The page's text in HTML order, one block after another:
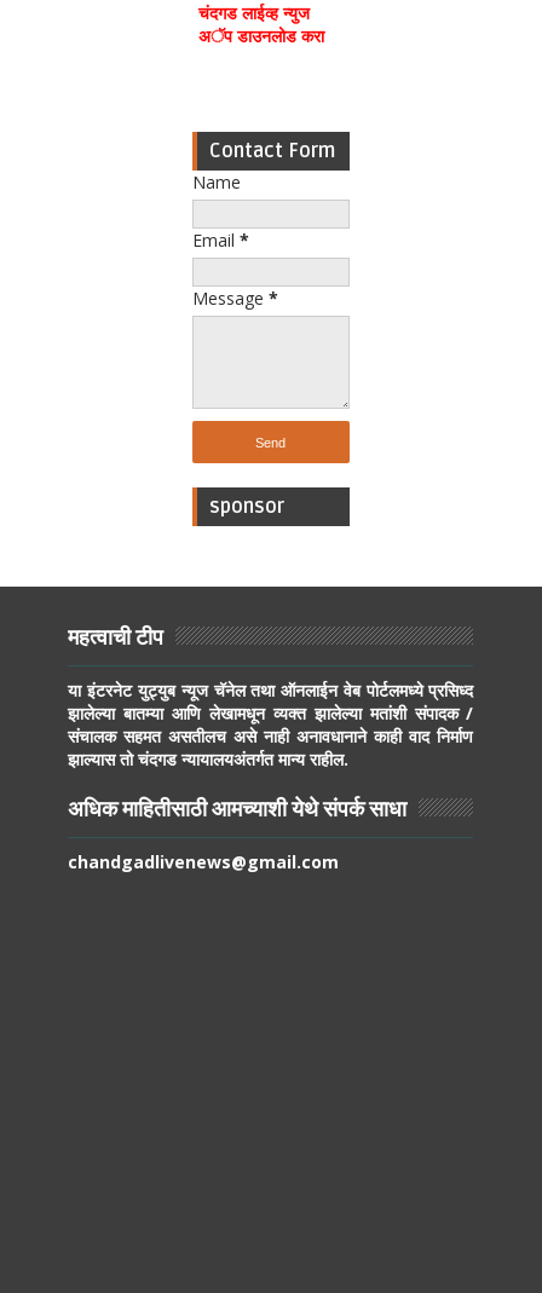
चंदगड लाईव्ह न्युज
अॅप डाउनलोड करा
Contact Form
Name
Email *
Message *
sponsor
महत्वाची टीप
या इंटरनेट युट्युब न्यूज चॅनेल तथा ऑनलाईन वेब पोर्टलमध्ये प्रसिध्द
झालेल्या बातम्या आणि लेखामधून व्यक्त झालेल्या मतांशी संपादक /
संचालक सहमत असतीलच असे नाही अनावधानाने काही वाद निर्माण
झाल्यास तो चंदगड न्यायालयअंतर्गत मान्य राहील.
अधिक माहितीसाठी आमच्याशी येथे संपर्क साधा
chandgadlivenews@gmail.com